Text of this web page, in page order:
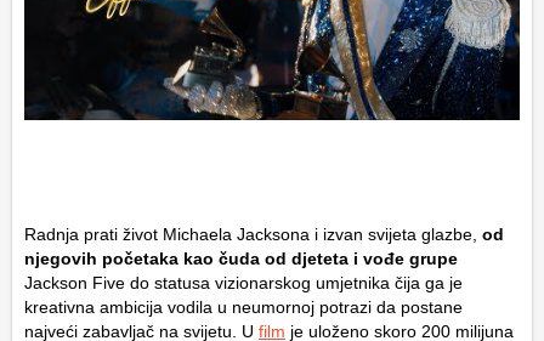
Radnja prati život Michaela Jacksona i izvan svijeta glazbe, od
njegovih početaka kao čuda od djeteta i vođe grupe
Jackson Five do statusa vizionarskog umjetnika čija ga je
kreativna ambicija vodila u neumornoj potrazi da postane
najveći zabavljač na svijetu. U film je uloženo skoro 200 milijuna